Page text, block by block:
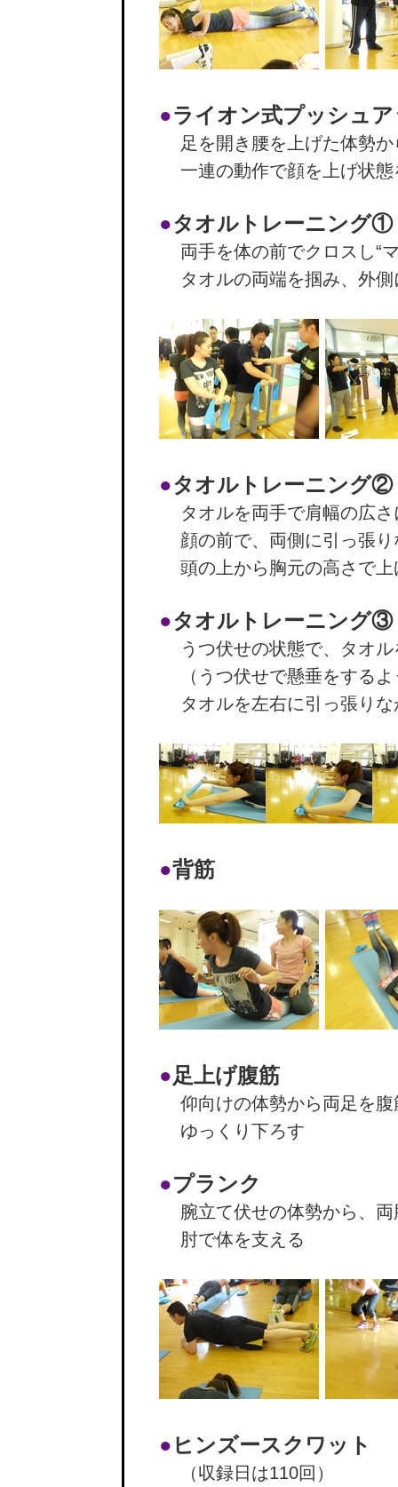
●ライオン式プッシュ
足を開き腰を上げた体勢
一連の動作で顔を上げ状
●タオルトレーニング①
両手を体の前でクロスし“
タオルの両端を掴み、外
●タオルトレーニング②
タオルを両手で肩幅の広
顔の前で、両側に引っ張
頭の上から胸元の高さで
●タオルトレーニング③
うつ伏せの状態で、タオ
（うつ伏せで懸垂をする
タオルを左右に引っ張り
●背筋
●足上げ腹筋
仰向けの体勢から両足を
ゆっくり下ろす
●プランク
腕立て伏せの体勢から、
肘で体を支える
● ヒンズースクワット
（収録日は110回）